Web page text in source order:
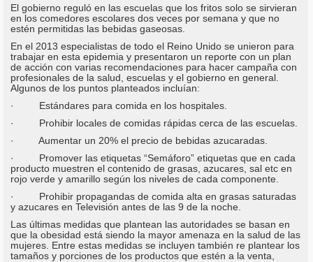
El gobierno reguló en las escuelas que los fritos solo se sirvieran
en los comedores escolares dos veces por semana y que no
estén permitidas las bebidas gaseosas.
En el 2013 especialistas de todo el Reino Unido se unieron para
trabajar en esta epidemia y presentaron un reporte con un plan
de acción con varias recomendaciones para hacer campaña con
profesionales de la salud, escuelas y el gobierno en general.
Algunos de los puntos planteados incluían:
· Estándares para comida en los hospitales.
· Prohibir locales de comidas rápidas cerca de las escuelas.
· Aumentar un 20% el precio de bebidas azucaradas.
· Promover las etiquetas “Semáforo” etiquetas que en cada
producto muestren el contenido de grasas, azucares, sal etc en
rojo verde y amarillo según los niveles de cada componente.
· Prohibir propagandas de comida alta en grasas saturadas
y azucares en Televisión antes de las 9 de la noche.
Las últimas medidas que plantean las autoridades se basan en
que la obesidad está siendo la mayor amenaza en la salud de las
mujeres. Entre estas medidas se incluyen también re plantear los
tamaños y porciones de los productos que estén a la venta,